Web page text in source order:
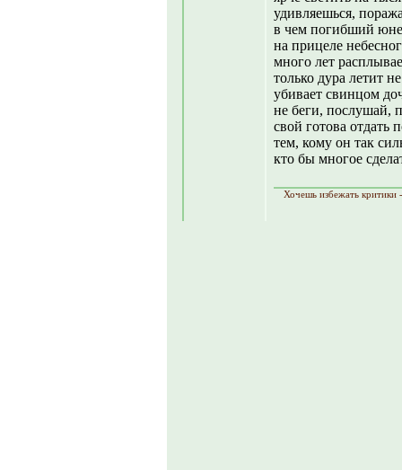
удивляешься,
в чем погибший
на прицеле
много лет
только дура летит
убивает свинцом
не беги, послушай,
свой готова отдать
тем, кому он так
кто бы многое
Хочешь избежать критики